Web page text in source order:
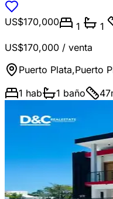
US$170,000 1 1
US$170,000 / venta
Puerto Plata,Puerto
1 hab 1 baño 47